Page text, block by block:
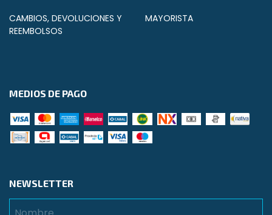
CAMBIOS, DEVOLUCIONES Y
REEMBOLSOS
MAYORISTA
MEDIOS DE PAGO
NEWSLETTER